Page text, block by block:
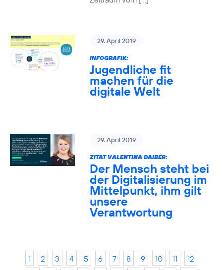
29. April 2019
INFOGRAFIK:
Jugendliche fit
machen für die
digitale Welt
29. April 2019
ZITAT VALENTINA DAIBER:
Der Mensch steht bei
der Digitalisierung im
Mittelpunkt, ihm gilt
unsere
Verantwortung
1 2 3 4 5 6 7 8 9 10 11
12